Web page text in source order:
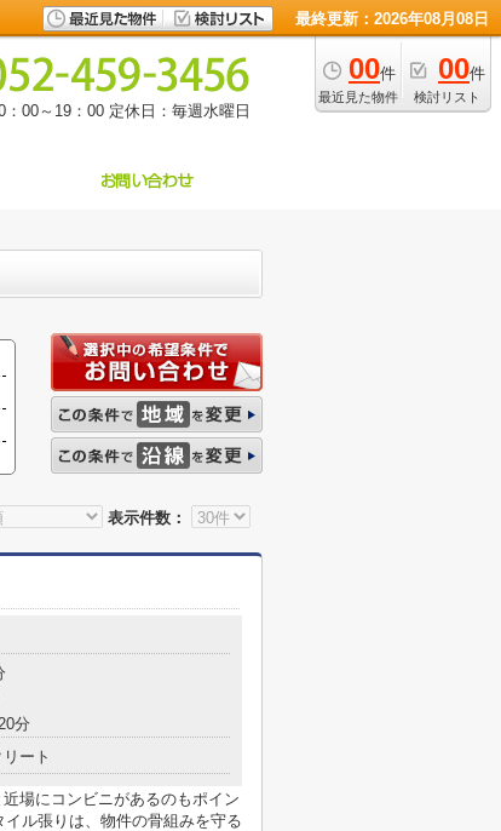
最終更新：2026年08月08日
00件
最近見た物件
00件
検討リスト
：00～19：00 定休日：毎週水曜日
表示件数：
分
ート
場にコンビニがあるのもポイン
ル張りは、物件の骨組みを守る